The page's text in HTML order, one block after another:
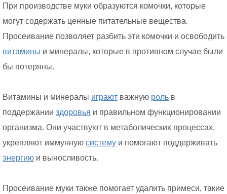
При производстве муки образуются комочки, которые
могут содержать ценные питательные вещества.
Просеивание позволяет разбить эти комочки и освободить
витамины и минералы, которые в противном случае были
бы потеряны.
Витамины и минералы играют важную роль в
поддержании здоровья и правильном функционировании
организма. Они участвуют в метаболических процессах,
укрепляют иммунную систему и помогают поддерживать
энергию и выносливость.
Просеивание муки также помогает удалить примеси, такие